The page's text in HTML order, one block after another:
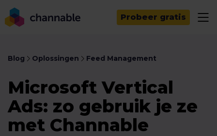
Probeer gratis
Blog Oplossingen Feed Management
Microsoft Vertical
Ads: zo gebruik je ze
met Channable